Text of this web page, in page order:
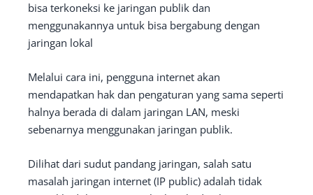
bisa terkoneksi ke jaringan publik dan
menggunakannya untuk bisa bergabung dengan
jaringan lokal
Melalui cara ini, pengguna internet akan
mendapatkan hak dan pengaturan yang sama seperti
halnya berada di dalam jaringan LAN, meski
sebenarnya menggunakan jaringan publik.
Dilihat dari sudut pandang jaringan, salah satu
masalah jaringan internet (IP public) adalah tidak